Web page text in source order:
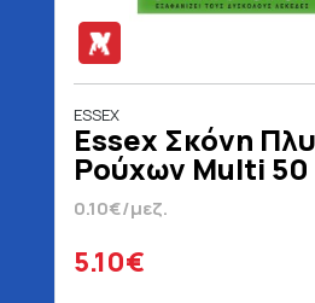
ESSEX
Essex Σκόνη
Ρούχων Multi
2.4 kg
0.10€/μεζ.
5.10€